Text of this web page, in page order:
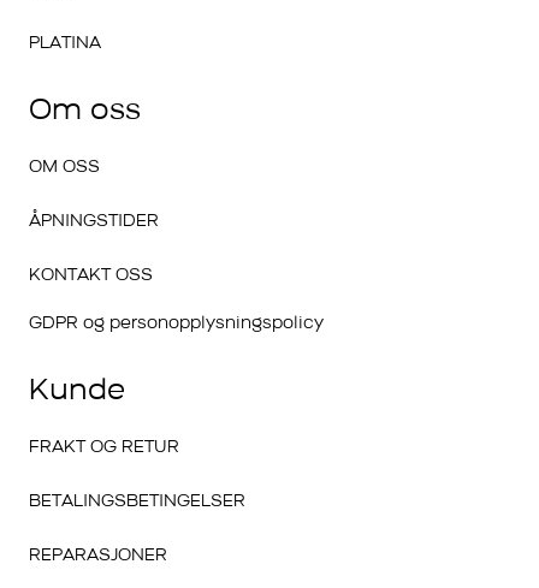
PLATINA
Om oss
OM OSS
ÅPNINGSTIDER
KONTAKT OSS
GDPR og personopplysningspolicy
Kunde
FRAKT OG RETUR
BETALINGSBETINGELSER
REPARASJONER